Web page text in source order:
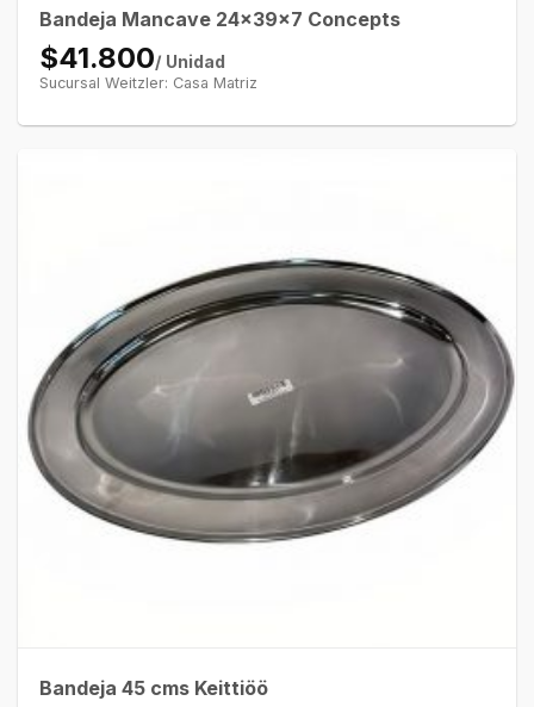
Bandeja Mancave 24x39x7 Concepts
$41.800/ Unidad
Sucursal Weitzler: Casa Matriz
Bandeja 45 cms Keittiöö